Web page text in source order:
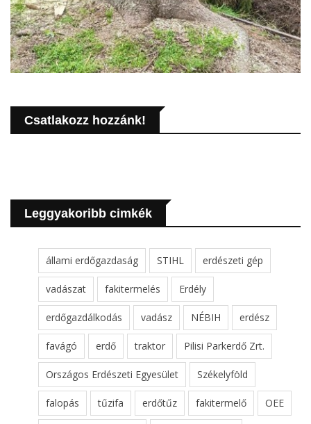
Csatlakozz hozzánk!
Leggyakoribb cimkék
állami erdőgazdaság STIHL erdészeti gép
vadászat fakitermelés Erdély
erdőgazdálkodás vadász NÉBIH erdész
favágó erdő traktor Pilisi Parkerdő Zrt.
Országos Erdészeti Egyesület Székelyföld
falopás tűzifa erdőtűz fakitermelő OEE